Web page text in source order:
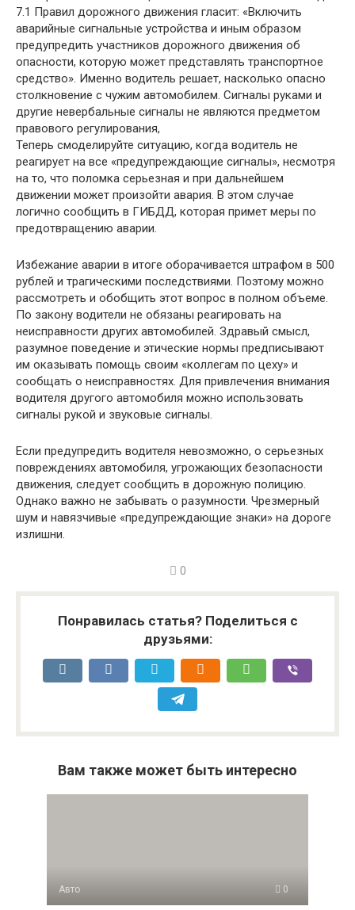
7.1 Правил дорожного движения гласит: «Включить
аварийные сигнальные устройства и иным образом
предупредить участников дорожного движения об
опасности, которую может представлять транспортное
средство». Именно водитель решает, насколько опасно
столкновение с чужим автомобилем. Сигналы руками и
другие невербальные сигналы не являются предметом
правового регулирования,
Теперь смоделируйте ситуацию, когда водитель не
реагирует на все «предупреждающие сигналы», несмотря
на то, что поломка серьезная и при дальнейшем
движении может произойти авария. В этом случае
логично сообщить в ГИБДД, которая примет меры по
предотвращению аварии.
Избежание аварии в итоге оборачивается штрафом в 500
рублей и трагическими последствиями. Поэтому можно
рассмотреть и обобщить этот вопрос в полном объеме.
По закону водители не обязаны реагировать на
неисправности других автомобилей. Здравый смысл,
разумное поведение и этические нормы предписывают
им оказывать помощь своим «коллегам по цеху» и
сообщать о неисправностях. Для привлечения внимания
водителя другого автомобиля можно использовать
сигналы рукой и звуковые сигналы.
Если предупредить водителя невозможно, о серьезных
повреждениях автомобиля, угрожающих безопасности
движения, следует сообщить в дорожную полицию.
Однако важно не забывать о разумности. Чрезмерный
шум и навязчивые «предупреждающие знаки» на дороге
излишни.
0
Понравилась статья? Поделиться с
друзьями:
Вам также может быть интересно
Авто 0